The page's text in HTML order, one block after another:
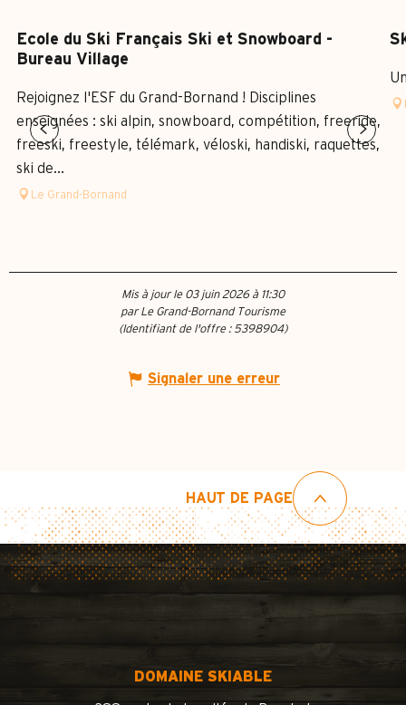
Ecole du Ski Français Ski et Snowboard -
Bureau Village
Rejoignez l'ESF du Grand-Bornand ! Disciplines
enseignées : ski alpin, snowboard, compétition, freeride,
freeski, freestyle, télémark, véloski, handiski, raquettes,
ski de...
Le Grand-Bornand
Mis à jour le 03 juin 2026 à 11:30
par Le Grand-Bornand Tourisme
(Identifiant de l'offre : 5398904)
Signaler une erreur
HAUT DE PAGE
DOMAINE SKIABLE